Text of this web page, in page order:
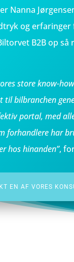
Nanna
og erfaringer
B2B op så
store know-
bilbranchen
portal, med
forhandlere har
hos hinanden”,
EN AF VORES